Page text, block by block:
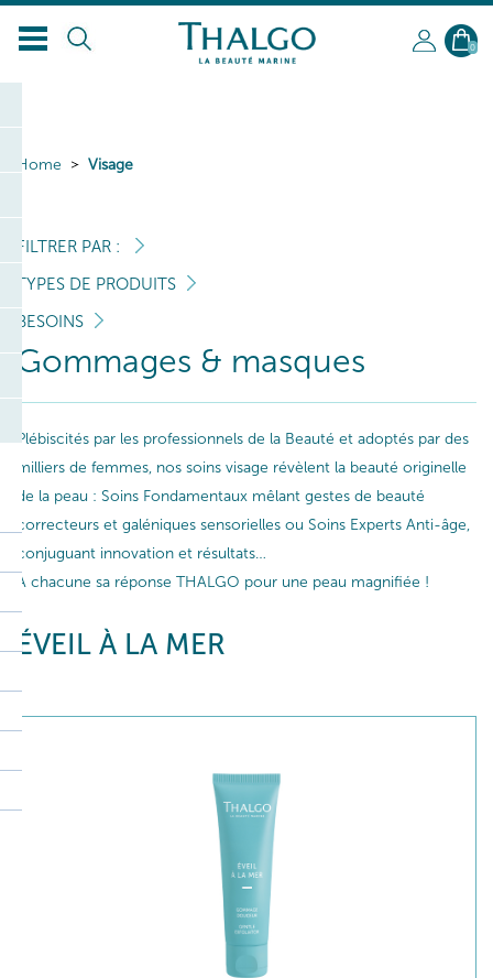
0
Home Visage
FILTRER PAR :
TYPES DE PRODUITS
BESOINS
Gommages & masques
Plébiscités par les professionnels de la Beauté et adoptés par des
milliers de femmes, nos soins visage révèlent la beauté originelle
de la peau : Soins Fondamentaux mêlant gestes de beauté
correcteurs et galéniques sensorielles ou Soins Experts Anti-âge,
conjuguant innovation et résultats…
A chacune sa réponse THALGO pour une peau magnifiée !
ÉVEIL À LA MER